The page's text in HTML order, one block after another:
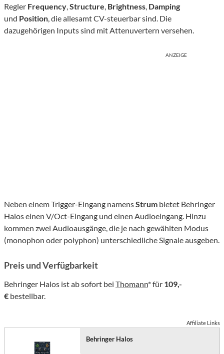
Regler Frequency,Structure, Brightness, Damping
und Position, die allesamt CV-steuerbar sind. Die
dazugehörigen Inputs sind mit Attenuvertern versehen.
ANZEIGE
Neben einem Trigger-Eingang namensStrum bietet Behringer
Halos einen V/Oct-Eingang und einen Audioeingang. Hinzu
kommen zwei Audioausgänge, die je nach gewählten Modus
(monophon oder polyphon) unterschiedliche Signale ausgeben.
Preis und Verfügbarkeit
Behringer Halos ist ab sofort bei Thomann* für 109,-
€ bestellbar.
Affiliate Links
Behringer Halos